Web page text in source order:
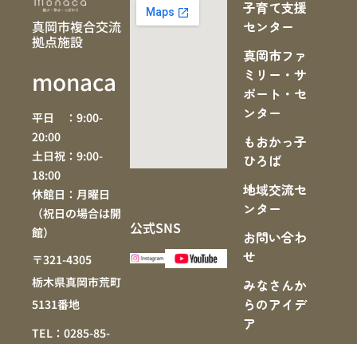
真岡市複合交流
拠点施設
monaca
平日 ：9:00-
20:00
土日祝：9:00-
18:00
休館日：月曜日
（祝日の場合は開
館）
〒321-4305
栃木県真岡市荒町
5131番地
TEL：0285-85-
公式SNS
子育て支援
センター
真岡市ファ
ミリー・サ
ポート・セ
ンター
もおかっ子
ひろば
地域交流セ
ンター
お問い合わ
せ
みなさんか
らのアイデ
ア